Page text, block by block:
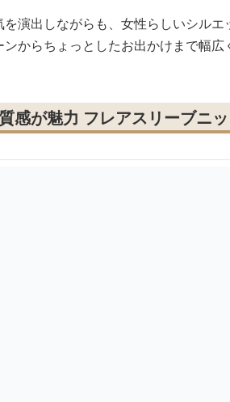
演出しながらも、女性らしいシルエ
からちょっとしたお出かけまで幅広
感が魅力 フレアスリーブニ